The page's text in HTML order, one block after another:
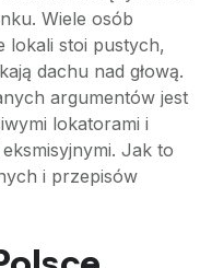
Wiele osób
lokali stoi pustych,
dachu nad głową.
argumentów jest
lokatorami i
Jak to
i przepisów